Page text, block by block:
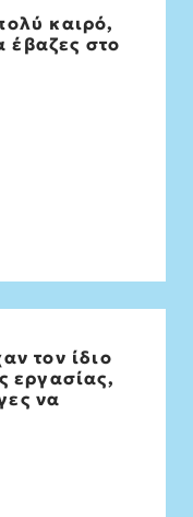
καιρό,
έβαζες στο
κινητό.
τον ίδιο
εργασίας,
να
Δάσκαλος